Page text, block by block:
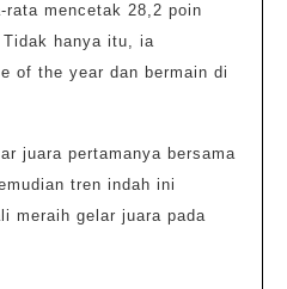
mencetak 28,2 poin
hanya itu, ia
of the year dan bermain di
juara pertamanya bersama
tren indah ini
meraih gelar juara pada